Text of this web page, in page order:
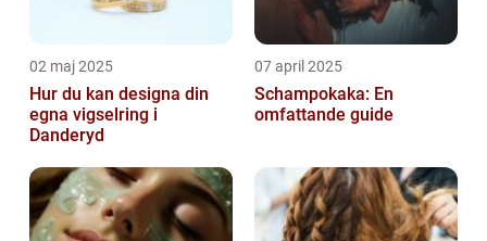
02 maj 2025
Hur du kan designa din
egna vigselring i
Danderyd
07 april 2025
Schampokaka: En
omfattande guide